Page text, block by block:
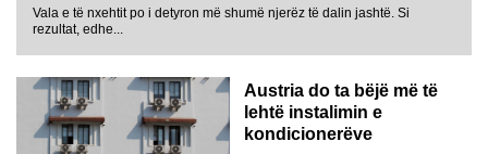
Vala e të nxehtit po i detyron më shumë njerëz të dalin jashtë. Si
rezultat, edhe...
Austria do ta bëjë më të
lehtë instalimin e
kondicionerëve